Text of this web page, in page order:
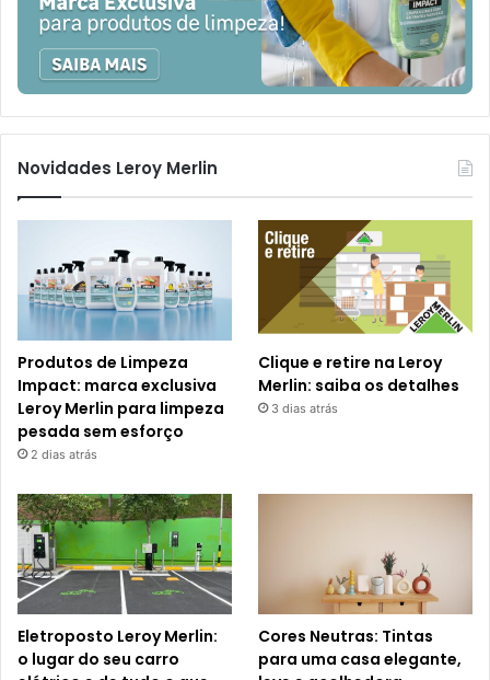
Novidades Leroy Merlin
Produtos de Limpeza
Impact: marca exclusiva
Leroy Merlin para limpeza
pesada sem esforço
2 dias atrás
Clique e retire na Leroy
Merlin: saiba os detalhes
3 dias atrás
Eletroposto Leroy Merlin:
o lugar do seu carro
Cores Neutras: Tintas
para uma casa elegante,